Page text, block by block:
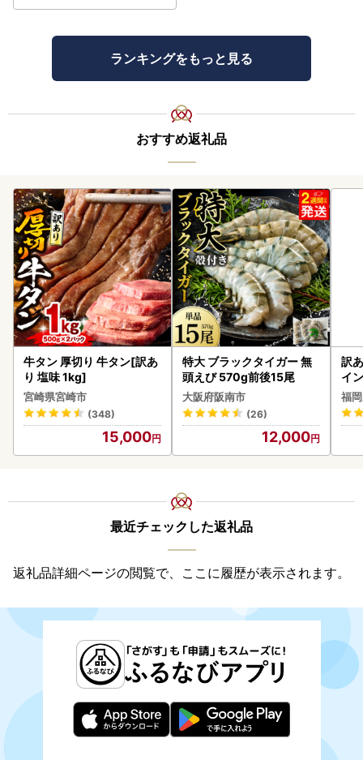
ランキングをもっと見る
おすすめ返礼品
牛タン 厚切り 牛タン[訳あ
り 塩味 1kg]
宮崎県宮崎市
(348)
15,000
特大 ブラックタイガー 無
頭えび 570g前後15尾
大阪府阪南市
(26)
12,000
訳
イ
福
最近チェックした返礼品
返礼品詳細ページの閲覧で、ここに履歴が表示されます。